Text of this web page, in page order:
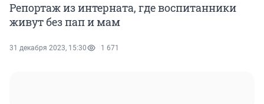
Репортаж из интерната, где воспитанники
живут без пап и мам
31 декабря 2023, 15:30 1 671